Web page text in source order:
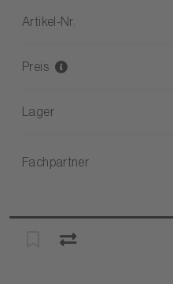
Artikel-Nr.
Preis
Lager
Fachpartner